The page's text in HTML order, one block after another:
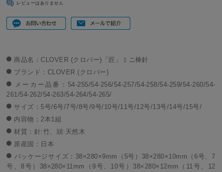
レビューはありません
商品名：CLOVER (クロバー)「匠」ミニ棒針
ブランド：CLOVER (クロバー)
メーカー品番：54-255/54-256/54-257/54-258/54-259/54-260/54-
261/54-262/54-263/54-264/54-265/
サイズ：5号/6号/7号/8号/9号/10号/11号/12号/13号/14号/15号/
内容物：2本1組
材質：針:竹、頭:天然木
原産国：日本
パッケージサイズ：38×280×9mm（5号）38×280×10mm（6号、7
号、8号）38×280×11mm（9号、10号）38×280×12mm（11号、12